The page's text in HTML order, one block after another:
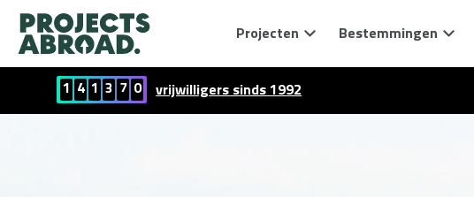
Projecten Bestemmingen
1 4 1 3 7 0 vrijwilligers sinds 1992